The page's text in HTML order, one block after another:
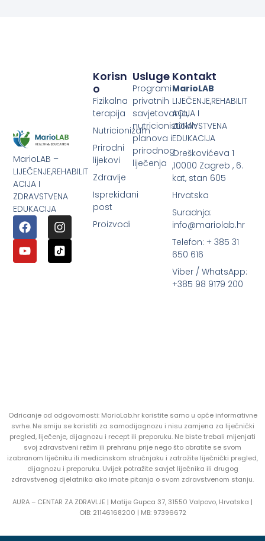
MarioLAB –
LIJEČENJE,REHABILIT
ACIJA I
ZDRAVSTVENA
EDUKACIJA
Usluge
Programi
privatnih
savjetovanja,
nutricionističkih
planova i
prirodnog
liječenja
Korisn
O
Fizikalna
terapija
Nutricionizam
Prirodni
lijekovi
Zdravlje
Isprekidani
post
Proizvodi
Kontakt
MarioLAB
LIJEČENJE,REHABILIT
ACIJA I
ZDRAVSTVENA
EDUKACIJA
Oreškovićeva 1
,10000 Zagreb , 6.
kat, stan 605
Hrvatska
Suradnja:
info@mariolab.hr
Telefon: + 385 31
650 616
Viber / WhatsApp:
+385 98 9179 200
Odricanje od odgovornosti: MarioLab.hr koristite samo u opće informativne
svrhe. Ne smiju se koristiti za samodijagnozu i nisu zamjena za liječnički
pregled, liječenje, dijagnozu i recept ili preporuku. Ne biste trebali mijenjati
svoj zdravstveni režim ili prehranu prije nego što obratite se svom
izabranom liječniku ili medicinskom stručnjaku i zatražite liječnički pregled,
dijagnozu i preporuku. Uvijek potražite savjet liječnika ili drugog
zdravstvenog djelatnika ako imate pitanja o svom zdravstvenom stanju.
AURA – CENTAR ZA ZDRAVLJE | Matije Gupca 37, 31550 Valpovo, Hrvatska |
OIB: 21146168200 | MB: 97396672